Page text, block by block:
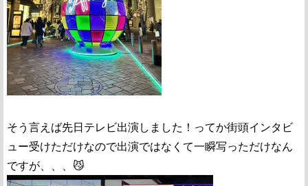
そう言えば先日テレビ出演しました！ってか街頭インタビ
ュー受けただけなので出演ではなくて一瞬写っただけなん
ですが、、、😼